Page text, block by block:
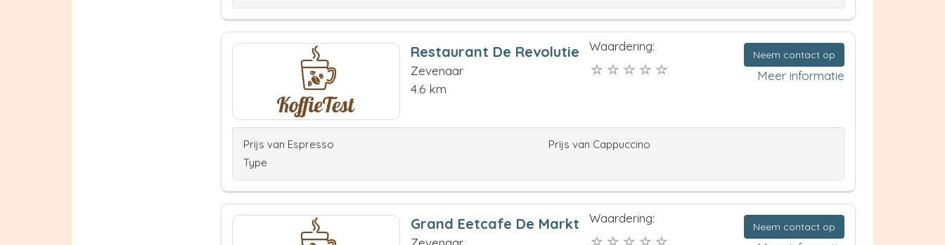
Restaurant De Revolutie
Zevenaar
4.6 km
Waardering:
Neem contact op
Meer informatie
Prijs van Espresso
Prijs van Cappuccino
Type
Grand Eetcafe De Markt Waardering:
Neem contact op